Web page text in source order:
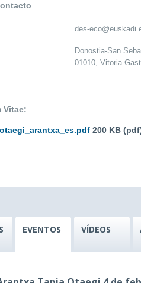
des-
Donostia-San
01010, Vitoria-
Vitae:
200 KB
EVENTOS VÍDEOS